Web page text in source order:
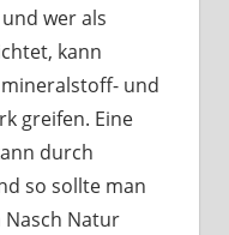
wer als
kann
und
greifen. Eine
durch
so sollte man
Nasch Natur